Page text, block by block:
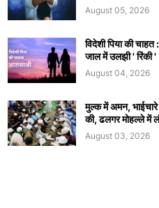
August 05, 2026
विदेशी पिया की
जाल में उलझी ' रिंकी '
August 04, 2026
मुल्क में अमन,
की, ढलगर मोहल्ले में
August 03, 2026